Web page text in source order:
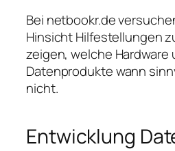
Bei netbookr.de
Hinsicht Hilfestellungen
zeigen, welche Hardware
Datenprodukte wann
nicht.
Entwicklung